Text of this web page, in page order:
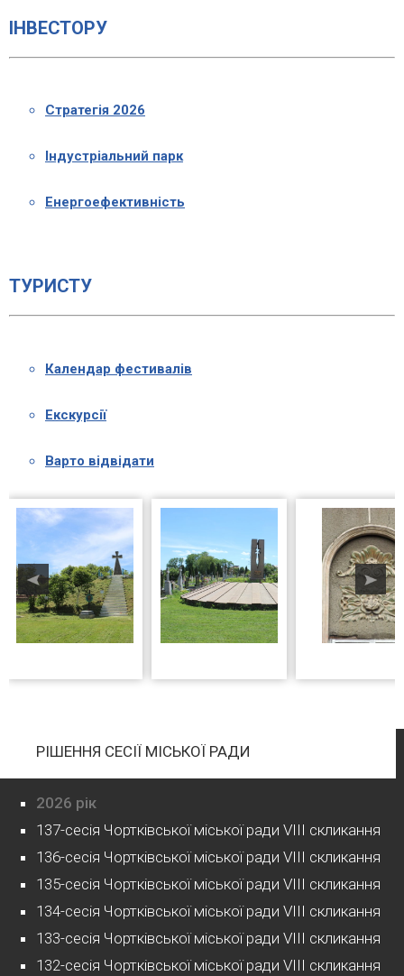
ІНВЕСТОРУ
Стратегія 2026
Індустріальний парк
Енергоефективність
ТУРИСТУ
Календар фестивалів
Екскурсії
Варто відвідати
РІШЕННЯ СЕСІЇ МІСЬКОЇ РАДИ
2026 рік
137-сесія Чортківської міської ради VIII скликання
136-сесія Чортківської міської ради VIII скликання
135-сесія Чортківської міської ради VIII скликання
134-сесія Чортківської міської ради VIII скликання
133-сесія Чортківської міської ради VIII скликання
132-сесія Чортківської міської ради VIII скликання